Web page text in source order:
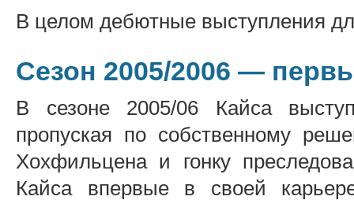
В целом дебютные выступления
Сезон 2005/2006 —
В сезоне 2005/06 Кайса
пропуская по собственному
Хохфильцена и гонку
Кайса впервые в своей